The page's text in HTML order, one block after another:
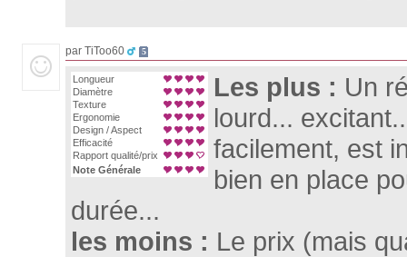
par TiToo60 5
Longueur
Diamètre
Texture
Ergonomie
Design / Aspect
Efficacité
Rapport qualité/prix
Note Générale
Les plus : Un
lourd...
facilement, est
bien en place
durée...
les moins : Le prix (mais